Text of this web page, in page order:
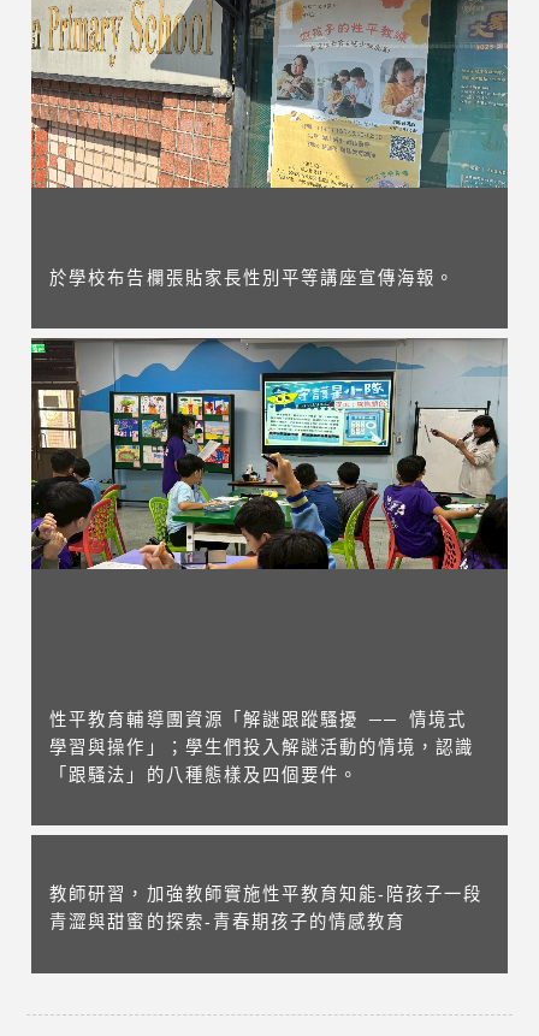
於學校布告欄張貼家長性別平等講座宣傳海報。
性平教育輔導團資源「解謎跟蹤騷擾 ── 情境式
學習與操作」；學生們投入解謎活動的情境，認識
「跟騷法」的八種態樣及四個要件。
教師研習，加強教師實施性平教育知能-陪孩子一段
青澀與甜蜜的探索-青春期孩子的情感教育